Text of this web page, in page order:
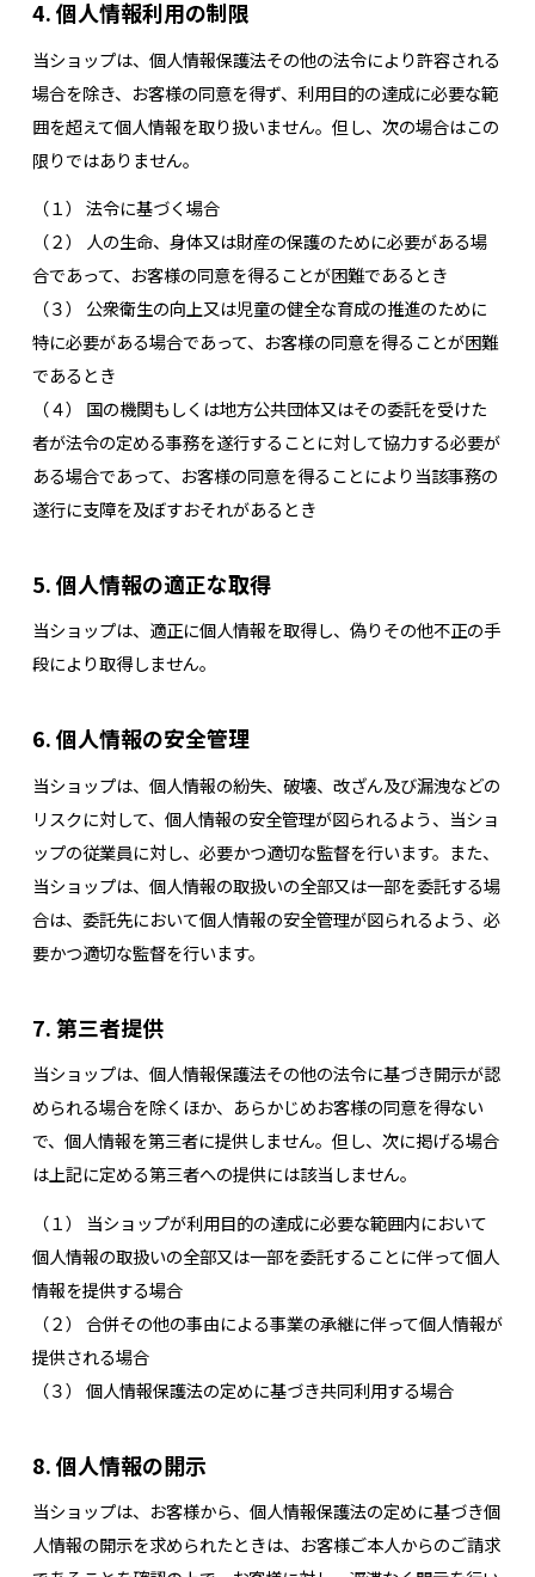
4. 個人情報利用の制限
当ショップは、個人情報保護法その他の法令により許容される
場合を除き、お客様の同意を得ず、利用目的の達成に必要な範
囲を超えて個人情報を取り扱いません。但し、次の場合はこの
限りではありません。
（１） 法令に基づく場合
（２） 人の生命、身体又は財産の保護のために必要がある場
合であって、お客様の同意を得ることが困難であるとき
（３） 公衆衛生の向上又は児童の健全な育成の推進のために
特に必要がある場合であって、お客様の同意を得ることが困難
であるとき
（４） 国の機関もしくは地方公共団体又はその委託を受けた
者が法令の定める事務を遂行することに対して協力する必要が
ある場合であって、お客様の同意を得ることにより当該事務の
遂行に支障を及ぼすおそれがあるとき
5. 個人情報の適正な取得
当ショップは、適正に個人情報を取得し、偽りその他不正の手
段により取得しません。
6. 個人情報の安全管理
当ショップは、個人情報の紛失、破壊、改ざん及び漏洩などの
リスクに対して、個人情報の安全管理が図られるよう、当ショ
ップの従業員に対し、必要かつ適切な監督を行います。また、
当ショップは、個人情報の取扱いの全部又は一部を委託する場
合は、委託先において個人情報の安全管理が図られるよう、必
要かつ適切な監督を行います。
7. 第三者提供
当ショップは、個人情報保護法その他の法令に基づき開示が認
められる場合を除くほか、あらかじめお客様の同意を得ない
で、個人情報を第三者に提供しません。但し、次に掲げる場合
は上記に定める第三者への提供には該当しません。
（１） 当ショップが利用目的の達成に必要な範囲内において
個人情報の取扱いの全部又は一部を委託することに伴って個人
情報を提供する場合
（２） 合併その他の事由による事業の承継に伴って個人情報が
提供される場合
（３） 個人情報保護法の定めに基づき共同利用する場合
8. 個人情報の開示
当ショップは、お客様から、個人情報保護法の定めに基づき個
人情報の開示を求められたときは、お客様ご本人からのご請求